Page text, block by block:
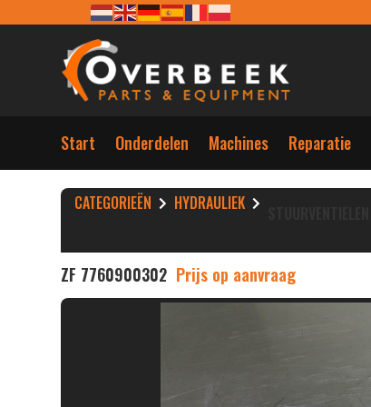
Start Onderdelen Machines Reparatie
CATEGORIEËN HYDRAULIEK
ZF 7760900302 Prijs op aanvraag